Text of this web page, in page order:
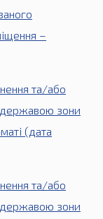
–
та/або
державою зони
(дата
та/або
державою зони